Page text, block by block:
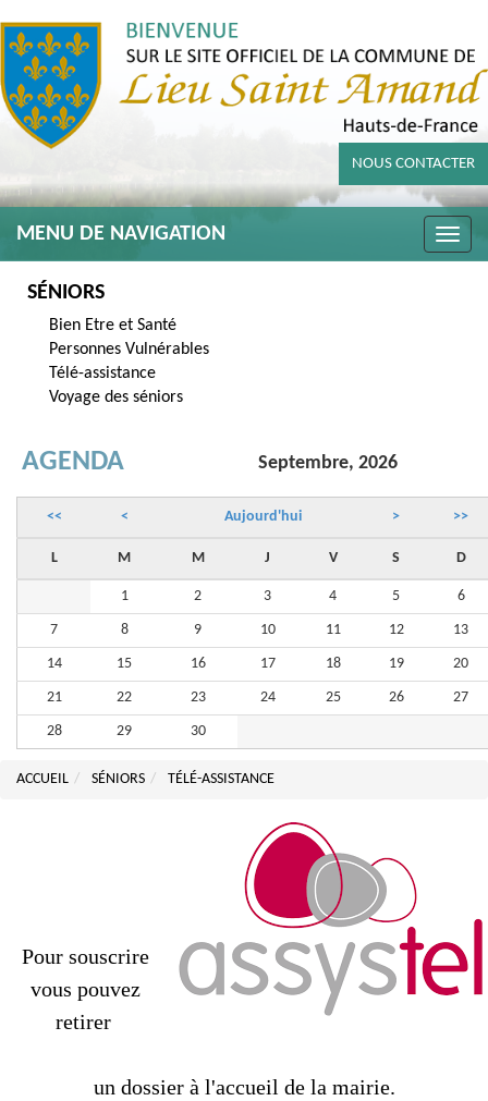
NOUS CONTACTER
Toggle
MENU DE NAVIGATION
SÉNIORS
Bien Etre et Santé
Personnes Vulnérables
Télé-assistance
Voyage des séniors
AGENDA Septembre, 2026
<< < Aujourd'hui > >>
L M M J V S D
1 2 3 4 5 6
7 8 9 10 11 12 13
14 15 16 17 18 19 20
21 22 23 24 25 26 27
28 29 30
ACCUEIL SÉNIORS TÉLÉ-ASSISTANCE
Pour souscrire
vous pouvez
retirer
un dossier à l'accueil de la mairie.